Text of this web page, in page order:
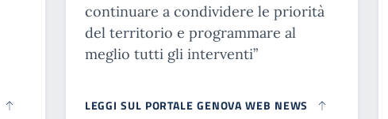
continuare a condividere le priorità
del territorio e programmare al
meglio tutti gli interventi”
LEGGI SUL PORTALE GENOVA WEB NEWS